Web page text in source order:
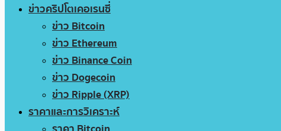
ข่าวคริปโตเคอเรนซี่
ข่าว Bitcoin
ข่าว Ethereum
ข่าว Binance Coin
ข่าว Dogecoin
ข่าว Ripple (XRP)
ราคาและการวิเคราะห์